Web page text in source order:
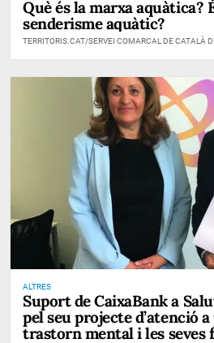
Què és la marxa aquàtica?
senderisme aquàtic?
TERRITORIS.CAT/SERVEI COMARCAL DE CATALÀ
ALTRES
Suport de CaixaBank a
pel seu projecte d’atenció
trastorn mental i les seves